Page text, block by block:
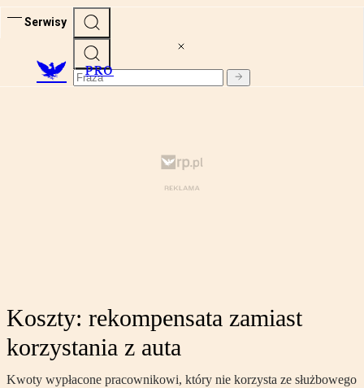
Serwisy
PRO
Koszty: rekompensata zamiast
korzystania z auta
Kwoty wypłacone pracownikowi, który nie korzysta ze służbowego